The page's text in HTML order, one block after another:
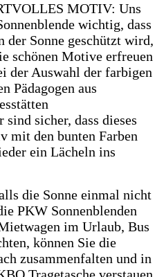
MOTIV: Uns
wichtig, dass
Sonne geschützt wird,
schönen Motive erfreuen
der Auswahl der farbigen
Pädagogen aus
sind sicher, dass dieses
mit den bunten Farben
ein Lächeln ins
die Sonne einmal nicht
PKW Sonnenblenden
im Urlaub, Bus
können Sie die
zusammenfalten und in